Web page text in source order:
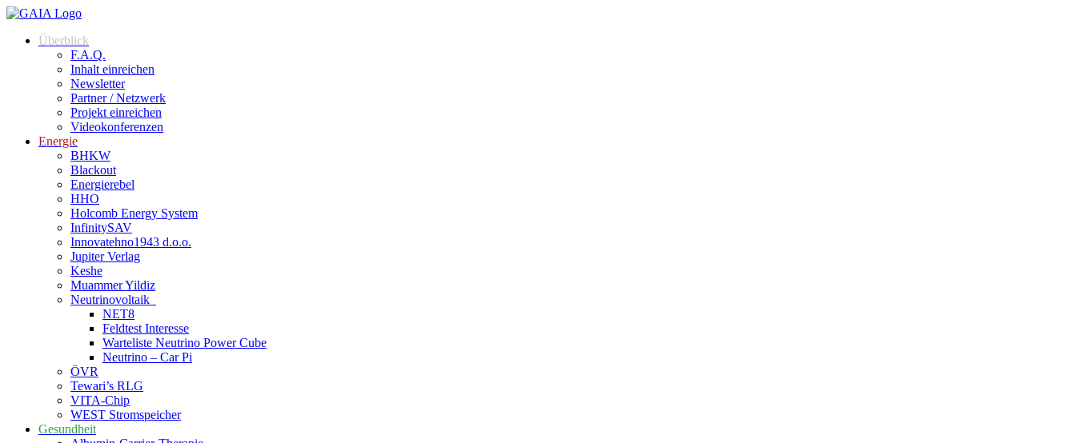
Zum
springenÜberblick
F.A.Q.
Inhalt einreichen
Newsletter
Partner / Netzwerk
Projekt einreichen
Videokonferenzen
Energie
BHKW
Blackout
Energierebel
HHO
Holcomb Energy System
InfinitySAV
Innovatehno1943 d.o.o.
Jupiter Verlag
Keshe
Muammer Yildiz
Neutrinovoltaik
NET8
Feldtest Interesse
Warteliste Neutrino Power Cube
Neutrino – Car Pi
ÖVR
Tewari’s RLG
VITA-Chip
WEST Stromspeicher
Gesundheit